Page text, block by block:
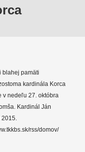
blahej pamäti
kardinála Korca
v nedeľu 27. októbra
Kardinál Ján
2015.
rss/domov/